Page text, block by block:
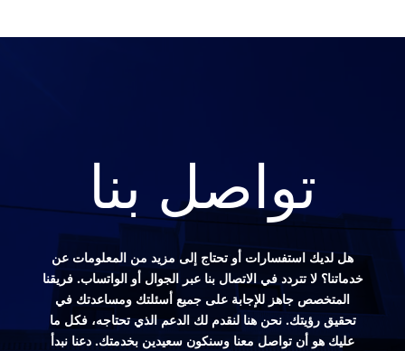
تواصل بنا
هل لديك استفسارات أو تحتاج إلى مزيد من المعلومات عن
خدماتنا؟ لا تتردد في الاتصال بنا عبر الجوال أو الواتساب. فريقنا
المتخصص جاهز للإجابة على جميع أسئلتك ومساعدتك في
تحقيق رؤيتك. نحن هنا لنقدم لك الدعم الذي تحتاجه، فكل ما
عليك هو أن تواصل معنا وسنكون سعيدين بخدمتك. دعنا نبدأ